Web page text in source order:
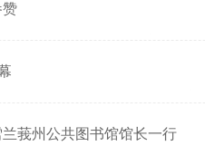
赞
莪州公共图书馆馆长一行